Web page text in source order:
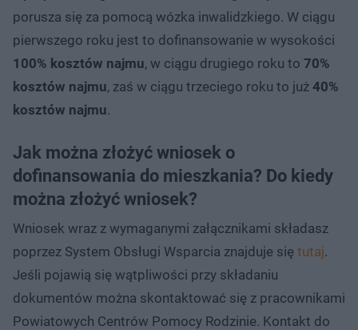
porusza się za pomocą wózka inwalidzkiego. W ciągu
pierwszego roku jest to dofinansowanie w wysokości
100% kosztów najmu, w ciągu drugiego roku to 70%
kosztów najmu, zaś w ciągu trzeciego roku to już 40%
kosztów najmu.
Jak można złożyć wniosek o
dofinansowania do mieszkania? Do kiedy
można złożyć wniosek?
Wniosek wraz z wymaganymi załącznikami składasz
poprzez System Obsługi Wsparcia znajduje się tutaj.
Jeśli pojawią się wątpliwości przy składaniu
dokumentów można skontaktować się z pracownikami
Powiatowych Centrów Pomocy Rodzinie. Kontakt do